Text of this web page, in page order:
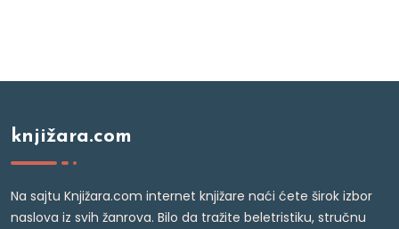
knjižara.com
Na sajtu Knjižara.com internet knjižare naći ćete širok izbor
naslova iz svih žanrova. Bilo da tražite beletristiku, stručnu